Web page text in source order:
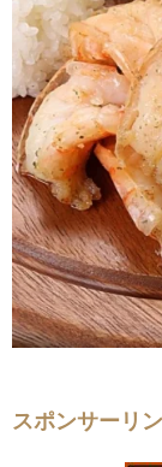
スポンサーリ